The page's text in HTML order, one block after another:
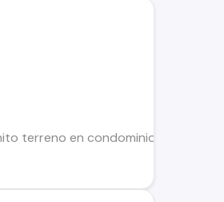
terreno en condominio de